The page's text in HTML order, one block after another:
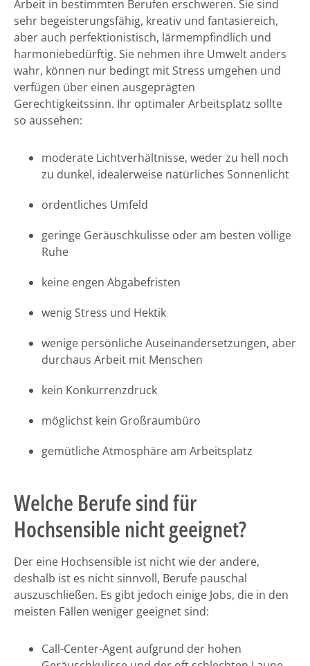
Arbeit in bestimmten Berufen erschweren. Sie sind
sehr begeisterungsfähig, kreativ und fantasiereich,
aber auch perfektionistisch, lärmempfindlich und
harmoniebedürftig. Sie nehmen ihre Umwelt anders
wahr, können nur bedingt mit Stress umgehen und
verfügen über einen ausgeprägten
Gerechtigkeitssinn. Ihr optimaler Arbeitsplatz sollte
so aussehen:
moderate Lichtverhältnisse, weder zu hell noch
zu dunkel, idealerweise natürliches Sonnenlicht
ordentliches Umfeld
geringe Geräuschkulisse oder am besten völlige
Ruhe
keine engen Abgabefristen
wenig Stress und Hektik
wenige persönliche Auseinandersetzungen, aber
durchaus Arbeit mit Menschen
kein Konkurrenzdruck
möglichst kein Großraumbüro
gemütliche Atmosphäre am Arbeitsplatz
Welche Berufe sind für
Hochsensible nicht geeignet?
Der eine Hochsensible ist nicht wie der andere,
deshalb ist es nicht sinnvoll, Berufe pauschal
auszuschließen. Es gibt jedoch einige Jobs, die in den
meisten Fällen weniger geeignet sind:
Call-Center-Agent aufgrund der hohen